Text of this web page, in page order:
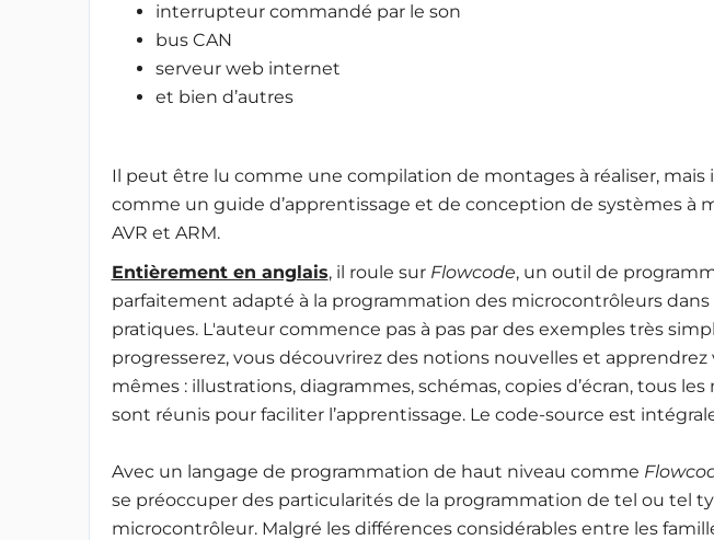
interrupteur commandé par le son
bus CAN
serveur web internet
et bien d’autres
Il peut être lu comme une compilation de montages à réaliser, mais
comme un guide d’apprentissage et de conception de systèmes à
AVR et ARM.
Entièrement en anglais, il roule sur Flowcode, un outil de
parfaitement adapté à la programmation des microcontrôleurs dans
pratiques. L'auteur commence pas à pas par des exemples très
progresserez, vous découvrirez des notions nouvelles et apprendrez
mêmes : illustrations, diagrammes, schémas, copies d’écran, tous
sont réunis pour faciliter l’apprentissage. Le code-source est
Avec un langage de programmation de haut niveau comme
se préoccuper des particularités de la programmation de tel ou tel
microcontrôleur. Malgré les différences considérables entre les